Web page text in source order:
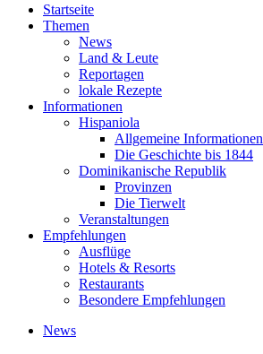
Startseite
Themen
News
Land & Leute
Reportagen
lokale Rezepte
Informationen
Hispaniola
Allgemeine Informationen
Die Geschichte bis 1844
Dominikanische Republik
Provinzen
Die Tierwelt
Veranstaltungen
Empfehlungen
Ausflüge
Hotels & Resorts
Restaurants
Besondere Empfehlungen
News